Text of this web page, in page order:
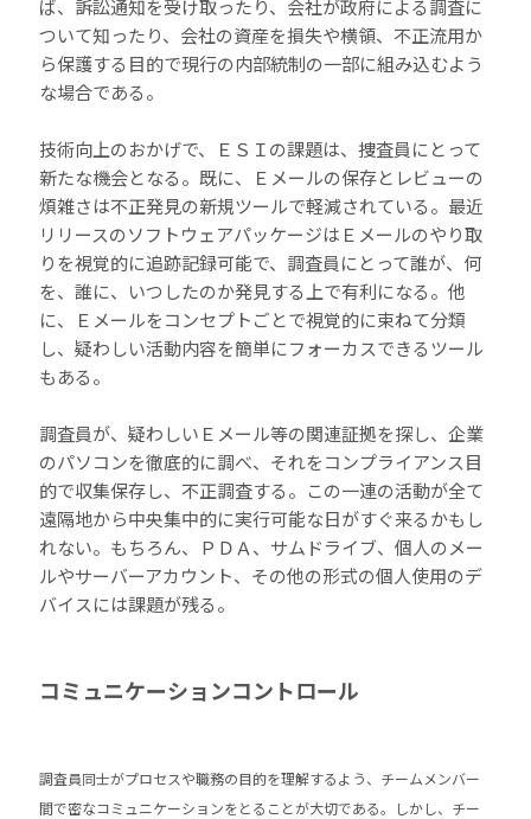
ば、訴訟通知を受け取ったり、会社が政府による調査に
ついて知ったり、会社の資産を損失や横領、不正流用か
ら保護する目的で現行の内部統制の一部に組み込むよう
な場合である。
技術向上のおかげで、ＥＳＩの課題は、捜査員にとって
新たな機会となる。既に、Ｅメールの保存とレビューの
煩雑さは不正発見の新規ツールで軽減されている。最近
リリースのソフトウェアパッケージはＥメールのやり取
りを視覚的に追跡記録可能で、調査員にとって誰が、何
を、誰に、いつしたのか発見する上で有利になる。他
に、Ｅメールをコンセプトごとで視覚的に束ねて分類
し、疑わしい活動内容を簡単にフォーカスできるツール
もある。
調査員が、疑わしいＥメール等の関連証拠を探し、企業
のパソコンを徹底的に調べ、それをコンプライアンス目
的で収集保存し、不正調査する。この一連の活動が全て
遠隔地から中央集中的に実行可能な日がすぐ来るかもし
れない。もちろん、ＰＤＡ、サムドライブ、個人のメー
ルやサーバーアカウント、その他の形式の個人使用のデ
バイスには課題が残る。
コミュニケーションコントロール
調査員同士がプロセスや職務の目的を理解するよう、チームメンバー
間で密なコミュニケーションをとることが大切である。しかし、チー